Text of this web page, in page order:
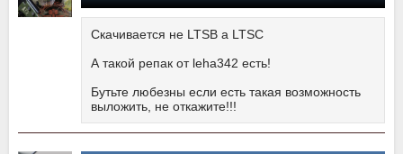
Скачивается не LTSB а LTSC
А такой репак от leha342 есть!
Бутьте любезны если есть такая возможность
выложить, не откажите!!!